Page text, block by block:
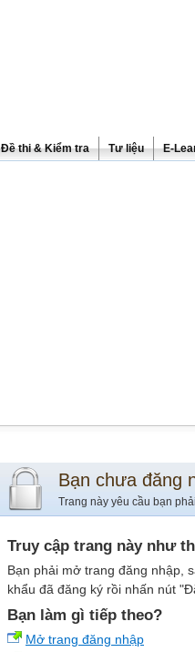
Đề thi & Kiểm tra Tư liệu E-
Bạn chưa đăng
Trang này yêu cầu bạn
Truy cập trang này như
Bạn phải mở trang đăng nhập,
khẩu đã đăng ký rồi nhấn nút
Bạn làm gì tiếp theo?
Mở trang đăng nhập